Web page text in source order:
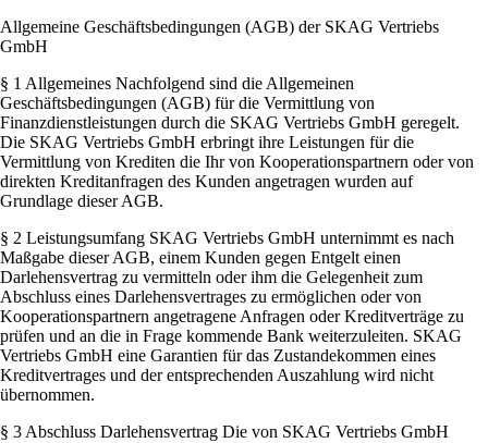
Allgemeine Geschäftsbedingungen (AGB) der SKAG Vertriebs
GmbH
§ 1 Allgemeines Nachfolgend sind die Allgemeinen
Geschäftsbedingungen (AGB) für die Vermittlung von
Finanzdienstleistungen durch die SKAG Vertriebs GmbH geregelt.
Die SKAG Vertriebs GmbH erbringt ihre Leistungen für die
Vermittlung von Krediten die Ihr von Kooperationspartnern oder von
direkten Kreditanfragen des Kunden angetragen wurden auf
Grundlage dieser AGB.
§ 2 Leistungsumfang SKAG Vertriebs GmbH unternimmt es nach
Maßgabe dieser AGB, einem Kunden gegen Entgelt einen
Darlehensvertrag zu vermitteln oder ihm die Gelegenheit zum
Abschluss eines Darlehensvertrages zu ermöglichen oder von
Kooperationspartnern angetragene Anfragen oder Kreditverträge zu
prüfen und an die in Frage kommende Bank weiterzuleiten. SKAG
Vertriebs GmbH eine Garantien für das Zustandekommen eines
Kreditvertrages und der entsprechenden Auszahlung wird nicht
übernommen.
§ 3 Abschluss Darlehensvertrag Die von SKAG Vertriebs GmbH